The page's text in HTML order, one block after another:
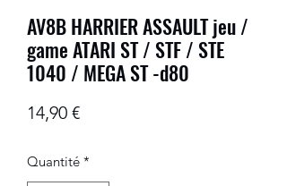
AV8B HARRIER ASSAULT jeu /
game ATARI ST / STF / STE
1040 / MEGA ST -d80
14,90 €Prix
Quantité *